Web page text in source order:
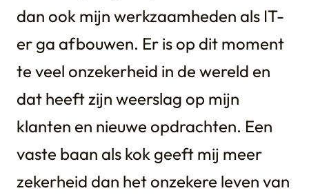
dan ook mijn werkzaamheden als IT-
er ga afbouwen. Er is op dit moment
te veel onzekerheid in de wereld en
dat heeft zijn weerslag op mijn
klanten en nieuwe opdrachten. Een
vaste baan als kok geeft mij meer
zekerheid dan het onzekere leven van